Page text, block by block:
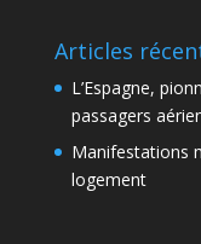
Articles
L’Espagne,
passagers
Manifestations
logement